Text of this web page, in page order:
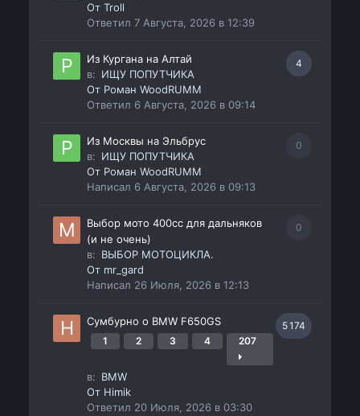
ОтTroll
Ответил7 Августа, 2026 в 12:39
4
Из Кургана на Алтай
в: ИЩУ ПОПУТЧИКА
От Роман WoodRUMM
Ответил 6 Августа, 2026 в 09:14
0
Из Москвы на Эльбрус
в: ИЩУ ПОПУТЧИКА
От Роман WoodRUMM
Написал 6 Августа, 2026 в 09:13
0
Выбор мото 400сс для дальняков
(и не очень)
в: ВЫБОР МОТОЦИКЛА.
От mr_gard
Написал 26 Июля, 2026 в 12:13
5 174
Сумбурно о BMW F650GS
1 2 3 4 207
в: BMW
От Himik
Ответил 20 Июля, 2026 в 03:30